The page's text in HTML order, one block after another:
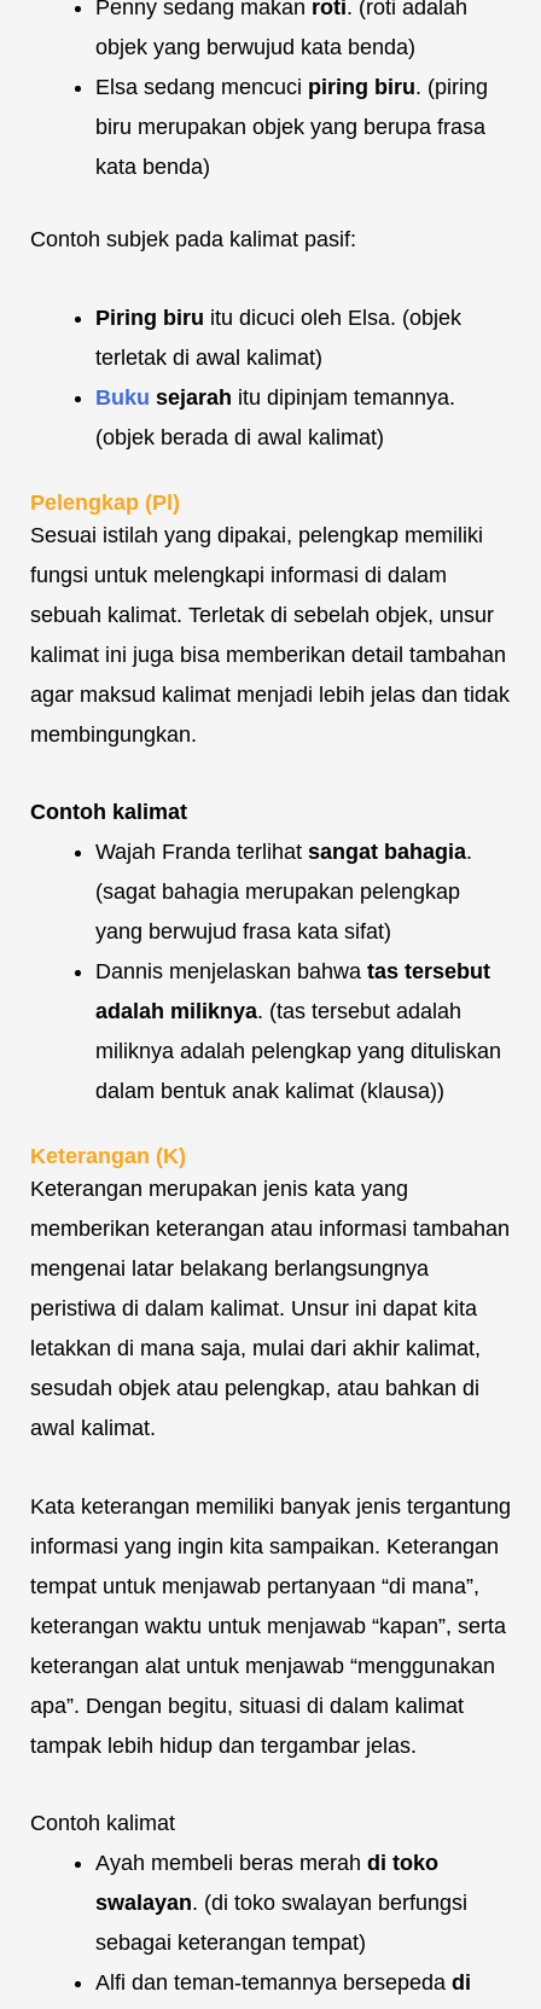
Penny sedang makan roti. (roti adalah
objek yang berwujud kata benda)
Elsa sedang mencuci piring biru. (piring
biru merupakan objek yang berupa frasa
kata benda)
Contoh subjek pada kalimat pasif:
Piring biru itu dicuci oleh Elsa. (objek
terletak di awal kalimat)
Buku sejarah itu dipinjam temannya.
(objek berada di awal kalimat)
Pelengkap (Pl)
Sesuai istilah yang dipakai, pelengkap memiliki
fungsi untuk melengkapi informasi di dalam
sebuah kalimat. Terletak di sebelah objek, unsur
kalimat ini juga bisa memberikan detail tambahan
agar maksud kalimat menjadi lebih jelas dan tidak
membingungkan.
Contoh kalimat
Wajah Franda terlihat sangat bahagia.
(sagat bahagia merupakan pelengkap
yang berwujud frasa kata sifat)
Dannis menjelaskan bahwa tas tersebut
adalah miliknya. (tas tersebut adalah
miliknya adalah pelengkap yang dituliskan
dalam bentuk anak kalimat (klausa))
Keterangan (K)
Keterangan merupakan jenis kata yang
memberikan keterangan atau informasi tambahan
mengenai latar belakang berlangsungnya
peristiwa di dalam kalimat. Unsur ini dapat kita
letakkan di mana saja, mulai dari akhir kalimat,
sesudah objek atau pelengkap, atau bahkan di
awal kalimat.
Kata keterangan memiliki banyak jenis tergantung
informasi yang ingin kita sampaikan. Keterangan
tempat untuk menjawab pertanyaan “di mana”,
keterangan waktu untuk menjawab “kapan”, serta
keterangan alat untuk menjawab “menggunakan
apa”. Dengan begitu, situasi di dalam kalimat
tampak lebih hidup dan tergambar jelas.
Contoh kalimat
Ayah membeli beras merah di toko
swalayan. (di toko swalayan berfungsi
sebagai keterangan tempat)
Alfi dan teman-temannya bersepeda di